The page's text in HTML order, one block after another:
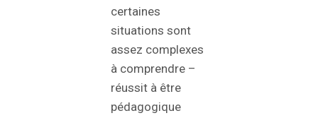
certaines
situations sont
assez complexes
à comprendre –
réussit à être
pédagogique